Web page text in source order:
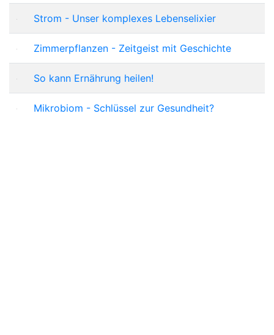
Strom - Unser komplexes Lebenselixier
Zimmerpflanzen - Zeitgeist mit Geschichte
So kann Ernährung heilen!
Mikrobiom - Schlüssel zur Gesundheit?